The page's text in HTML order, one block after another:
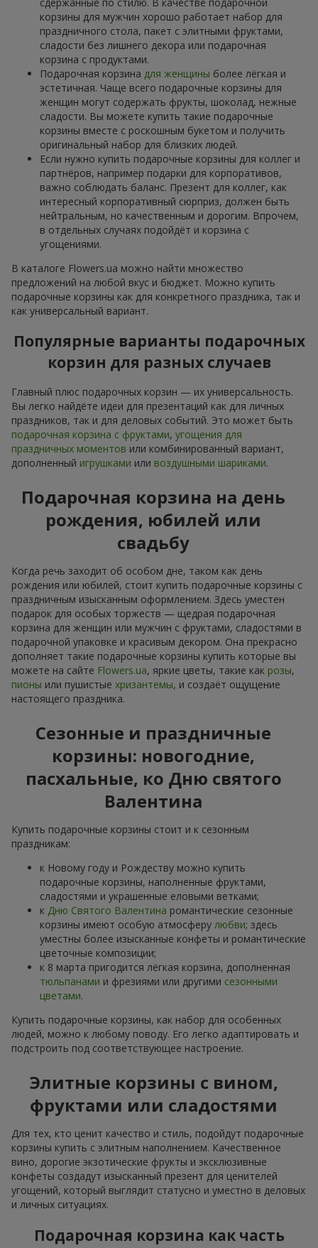
корзины для мужчин хорошо работает набор для
праздничного стола, пакет с элитными фруктами,
сладости без лишнего декора или подарочная
корзина с продуктами.
Подарочная корзина для женщины более лёгкая и
эстетичная. Чаще всего подарочные корзины для
женщин могут содержать фрукты, шоколад, нежные
сладости. Вы можете купить такие подарочные
корзины вместе с роскошным букетом и получить
оригинальный набор для близких людей.
Если нужно купить подарочные корзины для коллег и
партнёров, например подарки для корпоративов,
важно соблюдать баланс. Презент для коллег, как
интересный корпоративный сюрприз, должен быть
нейтральным, но качественным и дорогим. Впрочем,
в отдельных случаях подойдёт и корзина с
угощениями.
В каталоге Flowers.ua можно найти множество
предложений на любой вкус и бюджет. Можно купить
подарочные корзины как для конкретного праздника, так и
как универсальный вариант.
Популярные варианты подарочных
корзин для разных случаев
Главный плюс подарочных корзин — их универсальность.
Вы легко найдёте идеи для презентаций как для личных
праздников, так и для деловых событий. Это может быть
подарочная корзина с фруктами, угощения для
праздничных моментов или комбинированный вариант,
дополненный игрушками или воздушными шариками.
Подарочная корзина на день
рождения, юбилей или
свадьбу
Когда речь заходит об особом дне, таком как день
рождения или юбилей, стоит купить подарочные корзины с
праздничным изысканным оформлением. Здесь уместен
подарок для особых торжеств — щедрая подарочная
корзина для женщин или мужчин с фруктами, сладостями в
подарочной упаковке и красивым декором. Она прекрасно
дополняет такие подарочные корзины купить которые вы
можете на сайте Flowers.ua, яркие цветы, такие как розы,
пионы или пушистые хризантемы, и создаёт ощущение
настоящего праздника.
Сезонные и праздничные
корзины: новогодние,
пасхальные, ко Дню святого
Валентина
Купить подарочные корзины стоит и к сезонным
праздникам:
к Новому году и Рождеству можно купить
подарочные корзины, наполненные фруктами,
сладостями и украшенные еловыми ветками;
к Дню Святого Валентина романтические сезонные
корзины имеют особую атмосферу любви; здесь
уместны более изысканные конфеты и романтические
цветочные композиции;
к 8 марта пригодится лёгкая корзина, дополненная
тюльпанами и фрезиями или другими сезонными
цветами.
Купить подарочные корзины, как набор для особенных
людей, можно к любому поводу. Его легко адаптировать и
подстроить под соответствующее настроение.
Элитные корзины с вином,
фруктами или сладостями
Для тех, кто ценит качество и стиль, подойдут подарочные
корзины купить с элитным наполнением. Качественное
вино, дорогие экзотические фрукты и эксклюзивные
конфеты создадут изысканный презент для ценителей
угощений, который выглядит статусно и уместно в деловых
и личных ситуациях.
Подарочная корзина как часть